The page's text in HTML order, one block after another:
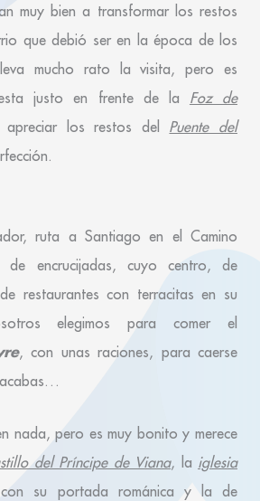
muy bien a transformar los restos
que debió ser en la época de los
mucho rato la visita, pero es
justo en frente de la Foz de
los restos del Puente del
ruta a Santiago en el Camino
encrucijadas, cuyo centro, de
restaurantes con terracitas en su
elegimos para comer el
, con unas raciones, para caerse
nada, pero es muy bonito y merece
del Príncipe de Viana, la iglesia
su portada románica y la de